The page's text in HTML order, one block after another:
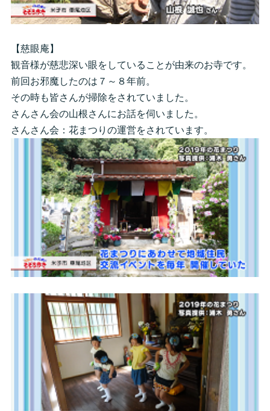
【慈眼庵】
観音様が慈悲深い眼をしていることが由来のお寺です。
前回お邪魔したのは７～８年前。
その時も皆さんが掃除をされていました。
さんさん会の山根さんにお話を伺いました。
さんさん会：花まつりの運営をされています。